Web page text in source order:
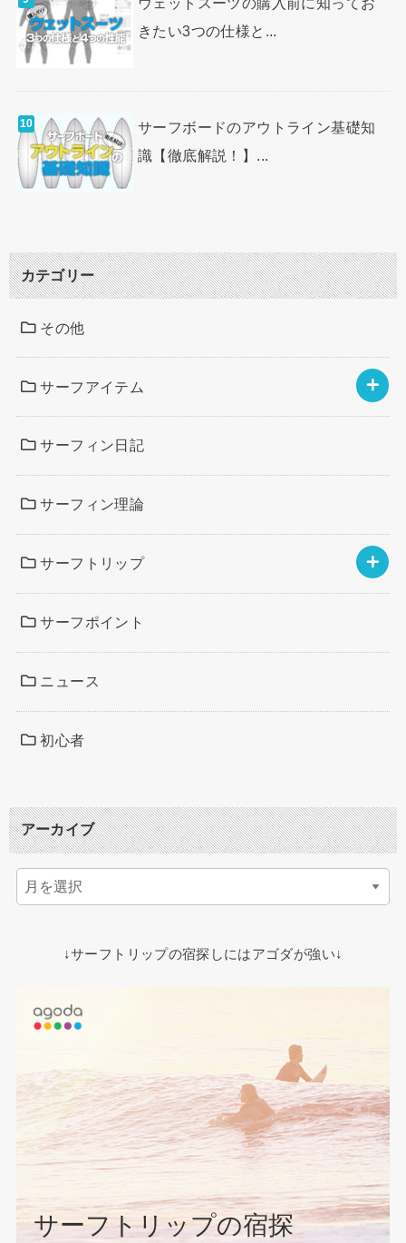
きたい3つの仕様と...
サーフボードのアウトライン基礎知
識【徹底解説！】...
カテゴリー
その他
サーフアイテム
サーフィン日記
サーフィン理論
サーフトリップ
サーフポイント
ニュース
初心者
アーカイブ
↓サーフトリップの宿探しにはアゴダが強い↓